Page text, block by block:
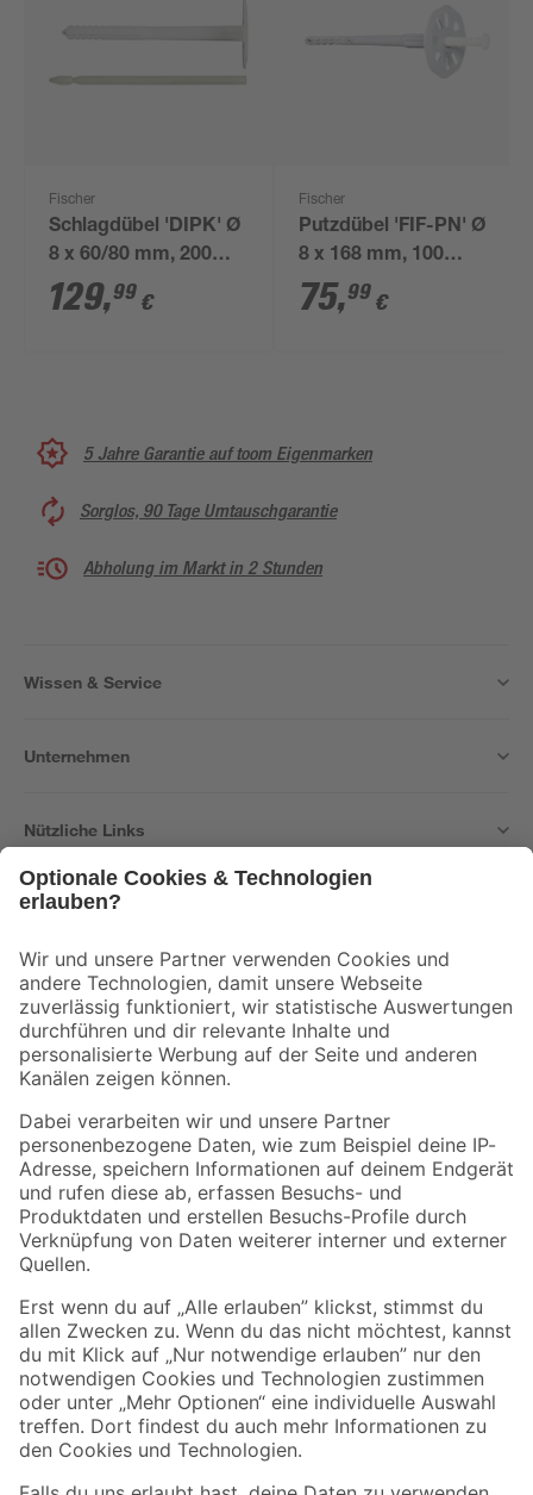
Fischer
Schlagdübel 'DIPK' Ø
8 x 60/80 mm, 200
Stück
129,99 €
Fischer
Putzdübel 'FIF-PN' Ø
8 x 168 mm, 100
Stück
75,99 €
5 Jahre Garantie auf toom Eigenmarken
Sorglos, 90 Tage Umtauschgarantie
Abholung im Markt in 2 Stunden
Wissen & Service
Unternehmen
Nützliche Links
Der toom Newsletter: Keine Angebote und Aktionen mehr verpassen!
Zur Newsletter Anmeldung
Folge uns
Zahlungsarten Versandarten
Sicher einkaufen
Jetzt die toom-App herunterladen